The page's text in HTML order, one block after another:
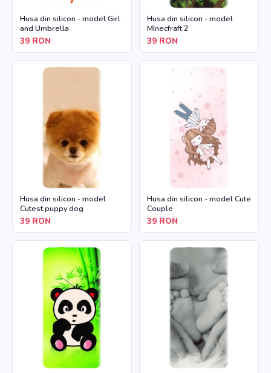
Husa din silicon - model Girl
and Umbrella
39 RON
Husa din silicon - model
MInecfraft 2
39 RON
Husa din silicon - model
Cutest puppy dog
39 RON
Husa din silicon - model Cute
Couple
39 RON